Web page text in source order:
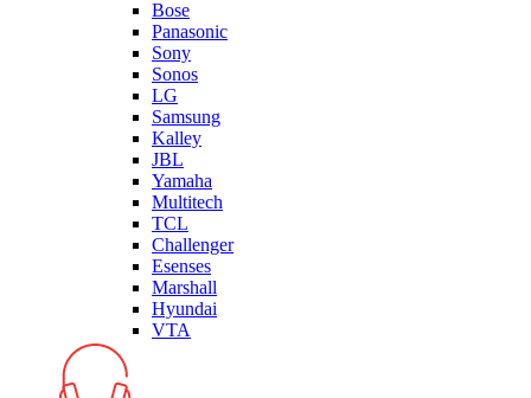
Bose
Panasonic
Sony
Sonos
LG
Samsung
Kalley
JBL
Yamaha
Multitech
TCL
Challenger
Esenses
Marshall
Hyundai
VTA